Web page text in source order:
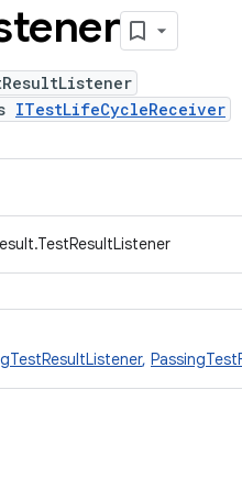
ITestLifeCycleReceiver
,